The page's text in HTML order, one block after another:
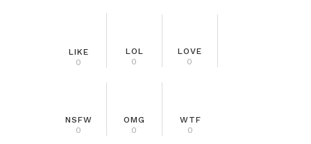
LIKE
0
LOL
0
LOVE
0
NSFW
0
OMG
0
WTF
0